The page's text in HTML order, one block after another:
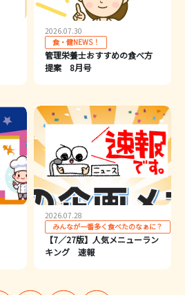
2026.07.30
食・健NEWS！
管理栄養士おすすめの食べ方
提案 8月号
2026.07.28
みんなが一番多く食べたのなぁに？
【7／27版】人気メニューラン
キング 速報